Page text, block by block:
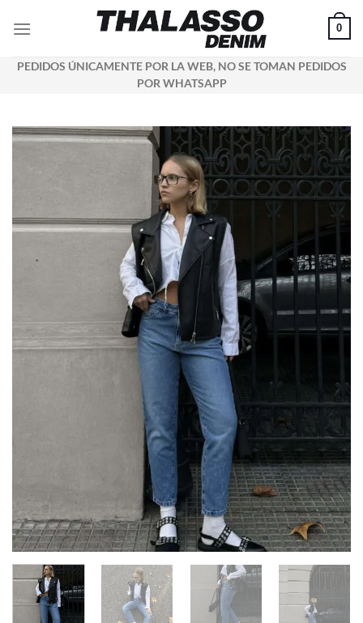
0
PEDIDOS ÚNICAMENTE POR LA WEB, NO SE TOMAN PEDIDOS
POR WHATSAPP